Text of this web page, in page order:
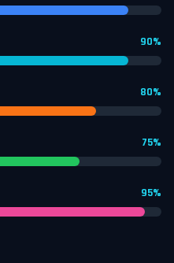
90%
80%
75%
95%